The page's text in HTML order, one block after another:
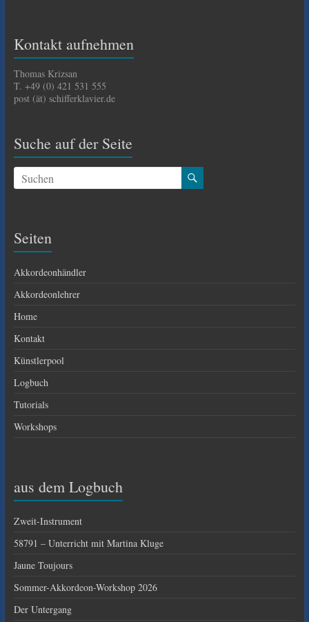
Kontakt aufnehmen
Thomas Krizsan
T. +49 (0) 421 531 555
post (ät) schifferklavier.de
Suche auf der Seite
Seiten
Akkordeonhändler
Akkordeonlehrer
Home
Kontakt
Künstlerpool
Logbuch
Tutorials
Workshops
aus dem Logbuch
Zweit-Instrument
58791 – Unterricht mit Martina Kluge
Jaune Toujours
Sommer-Akkordeon-Workshop 2026
Der Untergang